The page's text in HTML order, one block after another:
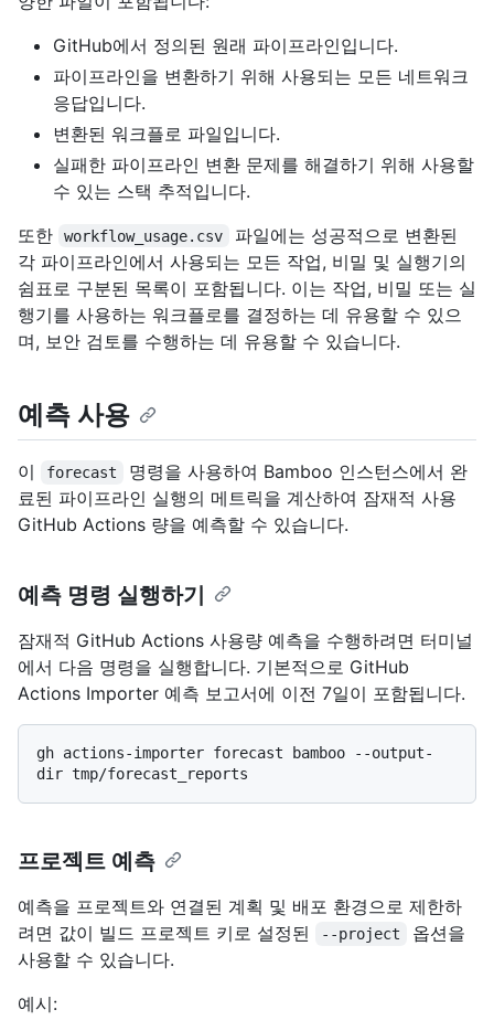
GitHub에서 정의된 원래 파이프라인입니다.
파이프라인을 변환하기 위해 사용되는 모든 네트워크
응답입니다.
변환된 워크플로 파일입니다.
실패한 파이프라인 변환 문제를 해결하기 위해 사용할
수 있는 스택 추적입니다.
또한
workflow_usage.csv
파일에는 성공적으로 변환된
각 파이프라인에서 사용되는 모든 작업, 비밀 및 실행기의
쉼표로 구분된 목록이 포함됩니다. 이는 작업, 비밀 또는 실
행기를 사용하는 워크플로를 결정하는 데 유용할 수 있으
며, 보안 검토를 수행하는 데 유용할 수 있습니다.
예측 사용
이 forecast
명령을 사용하여 Bamboo 인스턴스에서 완
료된 파이프라인 실행의 메트릭을 계산하여 잠재적 사용
GitHub Actions 량을 예측할 수 있습니다.
예측 명령 실행하기
잠재적 GitHub Actions 사용량 예측을 수행하려면 터미널
에서 다음 명령을 실행합니다. 기본적으로 GitHub
Actions Importer 예측 보고서에 이전 7일이 포함됩니다.
gh actions-importer forecast bamboo --output-
프로젝트 예측
예측을 프로젝트와 연결된 계획 및 배포 환경으로 제한하
려면 값이 빌드 프로젝트 키로 설정된
--project
옵션을
사용할 수 있습니다.
예시: